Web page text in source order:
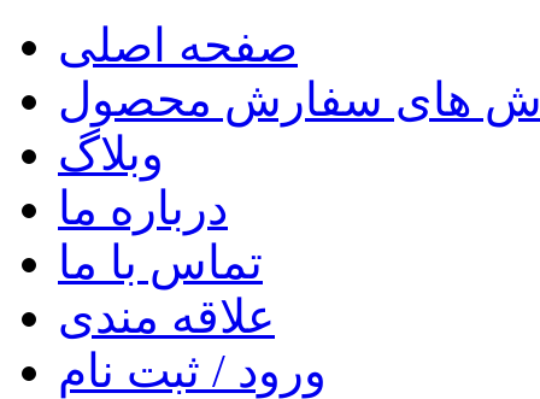
صفحه اصلی
های سفارش محصول
وبلاگ
درباره ما
تماس با ما
علاقه مندی
ورود / ثبت نام